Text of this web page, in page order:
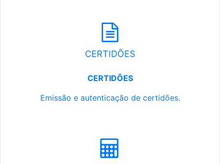
CERTIDÕES
CERTIDÕES
Emissão e autenticação de certidões.